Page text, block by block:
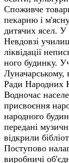
Споживче
пекарню і
дитячих ясел. У
Невдовзі
ліквідації
ного будинку.
Луначарському,
Ради Народних
Водночас
присвоєння
народного
передані
відкрили
Поступово
виробничі